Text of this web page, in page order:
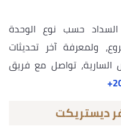
حسب نوع الوحدة
ولمعرفة آخر تحديثات
السارية، تواصل مع فريق
ديستريكت